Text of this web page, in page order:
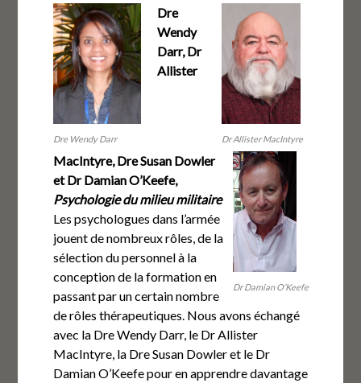
Dre Wendy Darr Dr Allister MacIntyre
Dr Damian O’Keefe
Dre
Wendy
Darr, Dr
Allister
MacIntyre, Dre Susan Dowler
et Dr Damian O’Keefe,
Psychologie du milieu militaire
Les psychologues dans l’armée
jouent de nombreux rôles, de la
sélection du personnel à la
conception de la formation en
passant par un certain nombre
de rôles thérapeutiques. Nous avons échangé
avec la Dre Wendy Darr, le Dr Allister
MacIntyre, la Dre Susan Dowler et le Dr
Damian O’Keefe pour en apprendre davantage